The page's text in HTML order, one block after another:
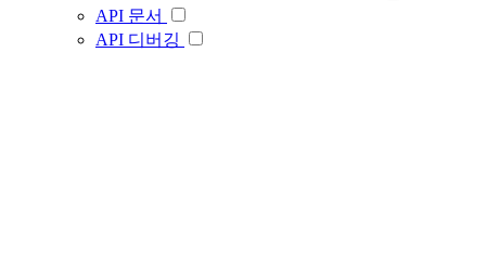
API 문서
API 디버깅